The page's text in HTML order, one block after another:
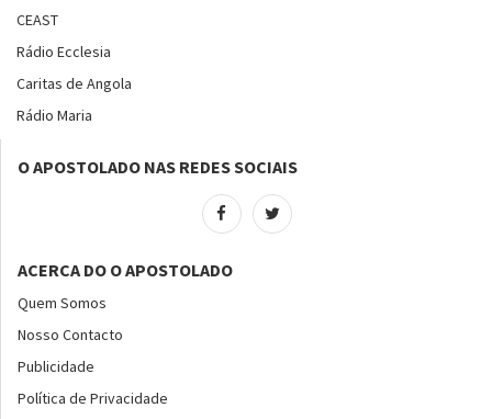
CEAST
Rádio Ecclesia
Caritas de Angola
Rádio Maria
O APOSTOLADO NAS REDES SOCIAIS
ACERCA DO O APOSTOLADO
Quem Somos
Nosso Contacto
Publicidade
Política de Privacidade